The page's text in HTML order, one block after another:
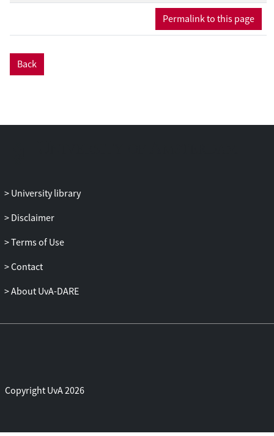
Permalink to this page
Back
University library
Disclaimer
Terms of Use
Contact
About UvA-DARE
Copyright UvA 2026